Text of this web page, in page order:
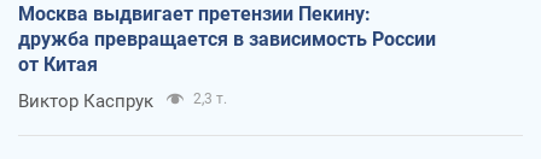
Москва выдвигает претензии Пекину:
дружба превращается в зависимость России
от Китая
Виктор Каспрук 2,3 т.